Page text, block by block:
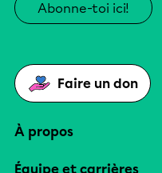
Abonne-toi ici!
Faire un don
À propos
Équipe et carrières